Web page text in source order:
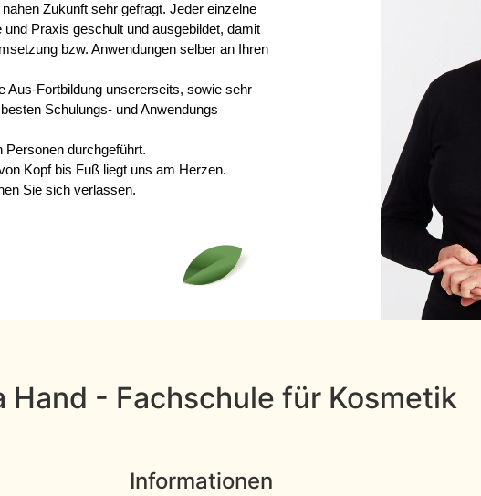
Zukunft sehr gefragt. Jeder einzelne
Praxis geschult und ausgebildet, damit
bzw. Anwendungen selber an Ihren
Aus-Fortbildung unsererseits, sowie sehr
Schulungs- und Anwendungs
durchgeführt.
Kopf bis Fuß liegt uns am Herzen.
Sie sich verlassen.
Hand - Fachschule für Kosmetik
Informationen